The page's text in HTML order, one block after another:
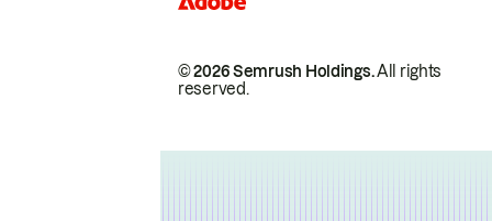
© 2026 Semrush Holdings.All rights
reserved.